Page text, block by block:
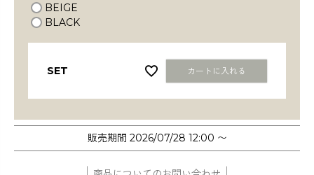
)
BEIGE
BLACK
SET カートに入れる
販売期間 2026/07/28 12:00 〜